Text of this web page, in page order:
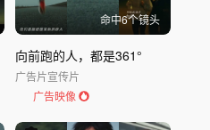
命中6个镜头
向前跑的人，都是361°
广告片宣传片
广告映像